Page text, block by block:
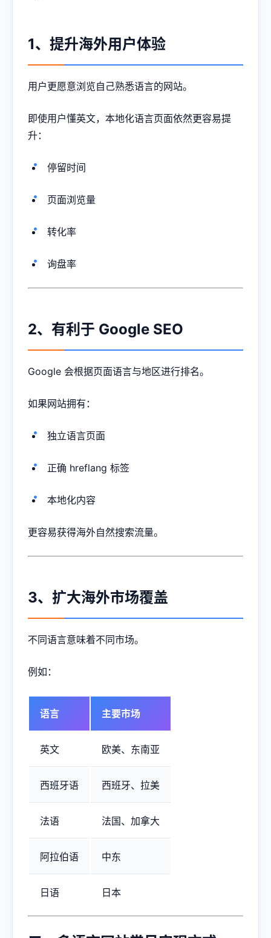
1、提升海外用户体验
用户更愿意浏览自己熟悉语言的网站。
即使用户懂英文，本地化语言页面依然更容易提
升：
停留时间
页面浏览量
转化率
询盘率
2、有利于 Google SEO
Google 会根据页面语言与地区进行排名。
如果网站拥有：
独立语言页面
正确 hreflang 标签
本地化内容
更容易获得海外自然搜索流量。
3、扩大海外市场覆盖
不同语言意味着不同市场。
例如：
语言 主要市场
英文 欧美、东南亚
西班牙语 西班牙、拉美
法语 法国、加拿大
阿拉伯语 中东
日语 日本